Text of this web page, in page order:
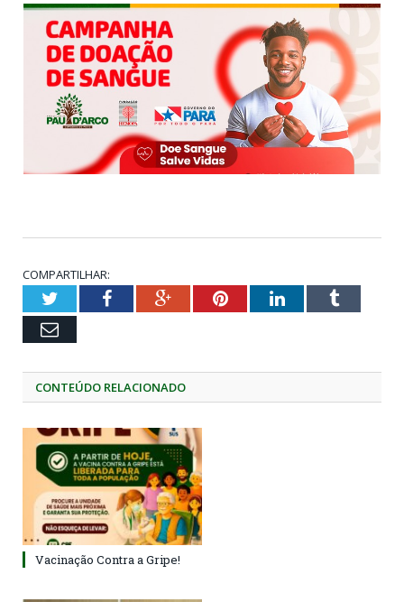
COMPARTILHAR:
TwitterFacebookGoogle+PinterestLinkedInTumblr
Email
CONTEÚDO RELACIONADO
Vacinação Contra a Gripe!